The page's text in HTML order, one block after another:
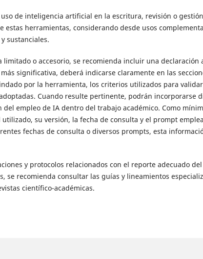
de inteligencia artificial en la escritura, revisión o
estas herramientas, considerando desde usos
sustanciales.
limitado o accesorio, se recomienda incluir una
significativa, deberá indicarse claramente en las
por la herramienta, los criterios utilizados para
Cuando resulte pertinente, podrán incorporarse
empleo de IA dentro del trabajo académico. Como
su versión, la fecha de consulta y el prompt
fechas de consulta o diversos prompts, esta
y protocolos relacionados con el reporte adecuado
se recomienda consultar las guías y lineamientos
científico-académicas.